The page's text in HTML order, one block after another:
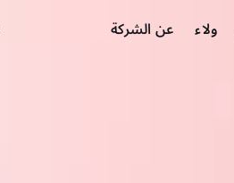
ولاء عن الشركة